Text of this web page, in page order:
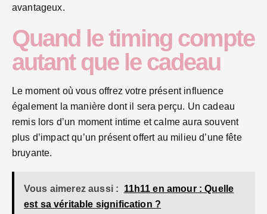
avantageux.
Quand le timing compte
autant que le cadeau
Le moment où vous offrez votre présent influence
également la manière dont il sera perçu. Un cadeau
remis lors d’un moment intime et calme aura souvent
plus d’impact qu’un présent offert au milieu d’une fête
bruyante.
Vous aimerez aussi :
11h11 en amour : Quelle
est sa véritable signification ?